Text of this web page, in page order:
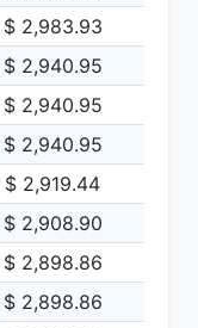
$ 2,983.93
$ 2,940.95
$ 2,940.95
$ 2,940.95
$ 2,919.44
$ 2,908.90
$ 2,898.86
$ 2,898.86